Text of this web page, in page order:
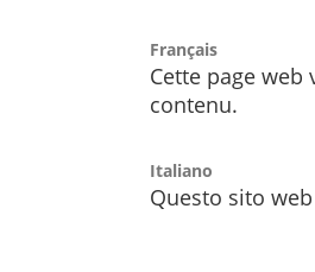
Français
Cette page
contenu.
Italiano
Questo sito